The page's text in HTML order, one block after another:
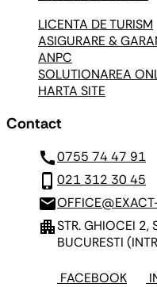
LICENTA DE TURISM
ASIGURARE &
ANPC
SOLUTIONAREA
HARTA SITE
Contact
call0755 74 47 91
phone_iphone 021 312 30 45
mail
apartmentSTR. GHIOCEI 2,
BUCURESTI
FACEBOOK